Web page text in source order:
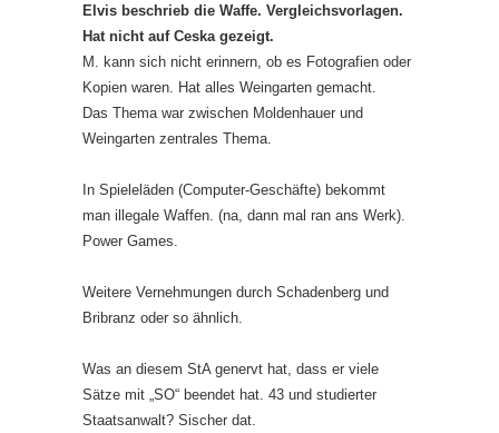
Elvis beschrieb die Waffe. Vergleichsvorlagen.
Hat nicht auf Ceska gezeigt.
M. kann sich nicht erinnern, ob es Fotografien oder
Kopien waren. Hat alles Weingarten gemacht.
Das Thema war zwischen Moldenhauer und
Weingarten zentrales Thema.
In Spieleläden (Computer-Geschäfte) bekommt
man illegale Waffen. (na, dann mal ran ans Werk).
Power Games.
Weitere Vernehmungen durch Schadenberg und
Bribranz oder so ähnlich.
Was an diesem StA genervt hat, dass er viele
Sätze mit „SO“ beendet hat. 43 und studierter
Staatsanwalt? Sischer dat.